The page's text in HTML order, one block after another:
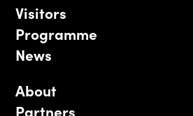
Visitors
Programme
News
About
Partners